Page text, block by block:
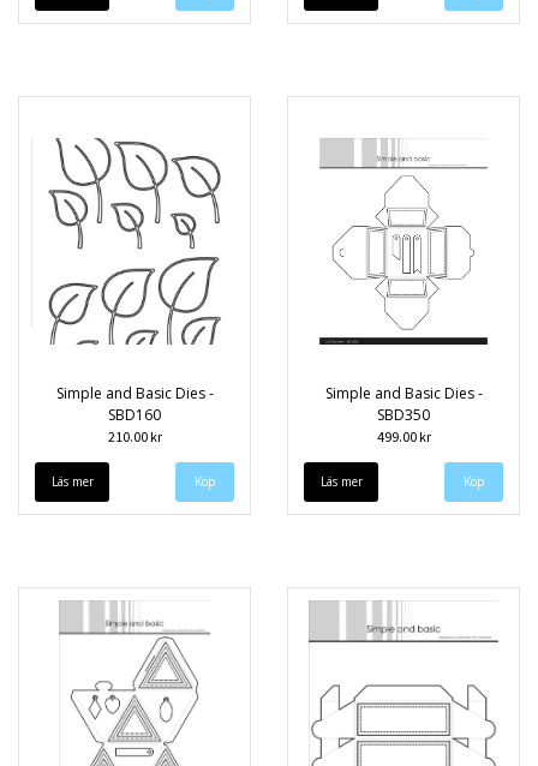
Simple and Basic Dies -
SBD160
210.00 kr
Läs mer
Simple and Basic Dies -
SBD350
499.00 kr
Läs mer